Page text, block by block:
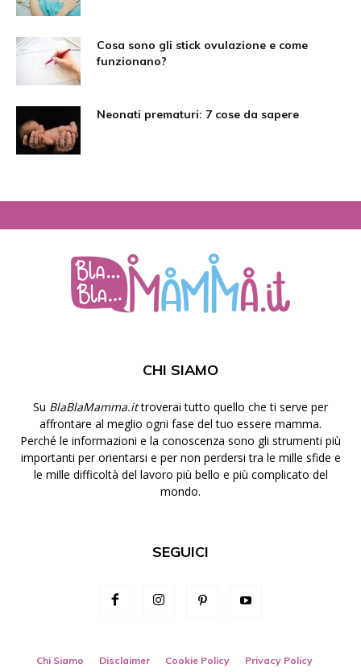
Cosa sono gli stick ovulazione e come
funzionano?
Neonati prematuri: 7 cose da sapere
CHI SIAMO
Su BlaBlaMamma.ittroverai tutto quello che ti serve per
affrontare al meglio ogni fase del tuo essere mamma.
Perché le informazioni e la conoscenza sono gli strumenti più
importanti per orientarsi e per non perdersi tra le mille sfide e
le mille difficoltà del lavoro più bello e più complicato del
mondo.
SEGUICI
Chi Siamo Disclaimer Cookie Policy
Privacy Policy